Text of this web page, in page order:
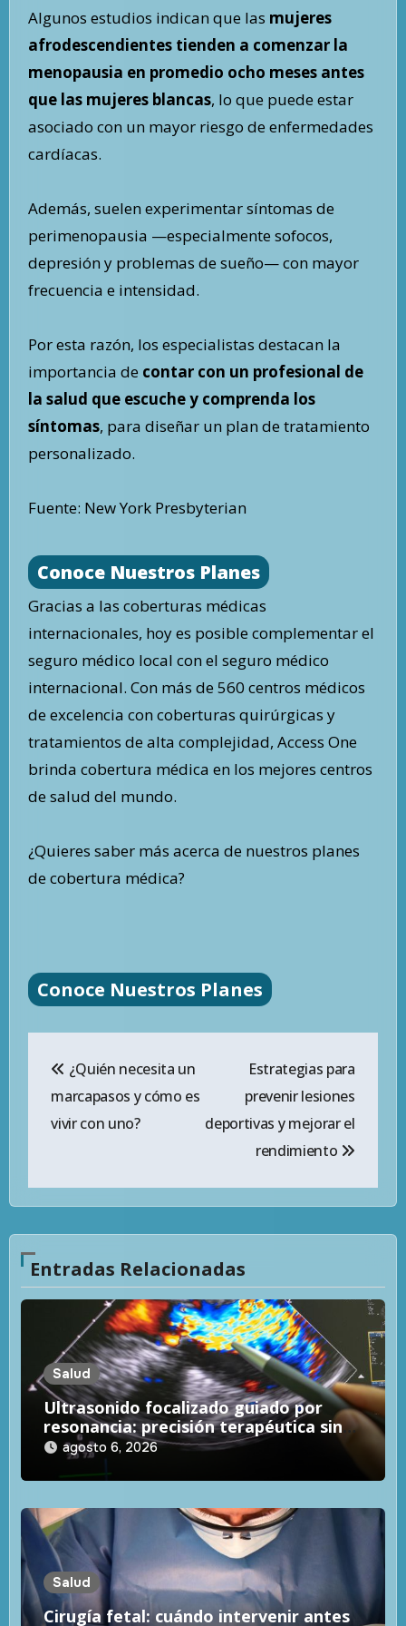
Algunos estudios indican que las mujeres
afrodescendientes tienden a comenzar la
menopausia en promedio ocho meses antes
que las mujeres blancas, lo que puede estar
asociado con un mayor riesgo de enfermedades
cardíacas.
Además, suelen experimentar síntomas de
perimenopausia —especialmente sofocos,
depresión y problemas de sueño— con mayor
frecuencia e intensidad.
Por esta razón, los especialistas destacan la
importancia de contar con un profesional de
la salud que escuche y comprenda los
síntomas, para diseñar un plan de tratamiento
personalizado.
Fuente: New York Presbyterian
Conoce Nuestros Planes
Gracias a las coberturas médicas
internacionales, hoy es posible complementar el
seguro médico local con el seguro médico
internacional. Con más de 560 centros médicos
de excelencia con coberturas quirúrgicas y
tratamientos de alta complejidad, Access One
brinda cobertura médica en los mejores centros
de salud del mundo.
¿Quieres saber más acerca de nuestros planes
de cobertura médica?
Conoce Nuestros Planes
de
entradas
¿Quién necesita un
marcapasos y cómo es
vivir con uno?
Estrategias para
prevenir lesiones
deportivas y mejorar el
rendimiento
Entradas Relacionadas
Salud
Ultrasonido focalizado guiado por
resonancia: precisión terapéutica sin
incisiones
agosto 6, 2026
Salud
Cirugía fetal: cuándo intervenir antes